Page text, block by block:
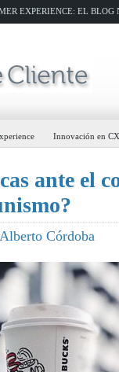
EXPERIENCE: EL
Innovación en CX
ante el
Alberto Córdoba